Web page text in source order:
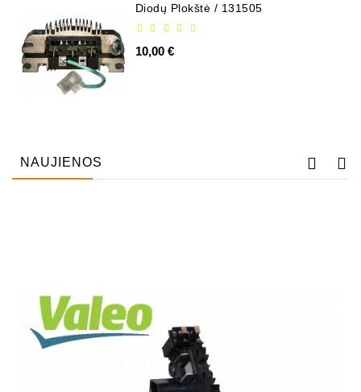
Diodų Plokštė / 131505
10,00 €
NAUJIENOS